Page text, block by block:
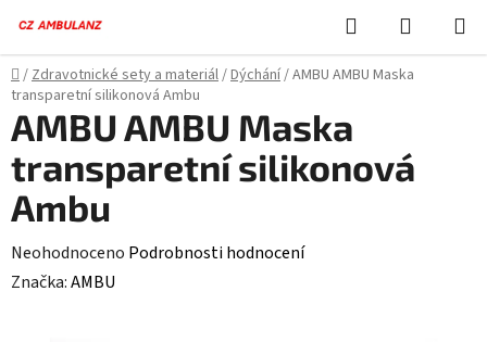
obsah
Hledat
KOŠÍK
Domů
/Zdravotnické sety a materiál/Dýchání/AMBU AMBU Maska
transparetní silikonová Ambu
AMBU AMBU Maska
transparetní silikonová
Ambu
Průměrné
hodnocení
Neohodnoceno Podrobnosti hodnocení
Značka:AMBU